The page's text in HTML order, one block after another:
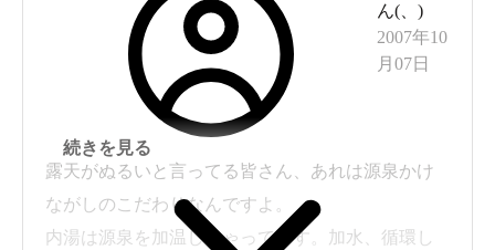
ん(
)
2007年10
月07日
露天がぬるいと言ってる皆さん、あれは源泉かけ
ながしのこだわりなんですよ。
内湯は源泉を加温しちゃってます。加水、循環し
続きを見る